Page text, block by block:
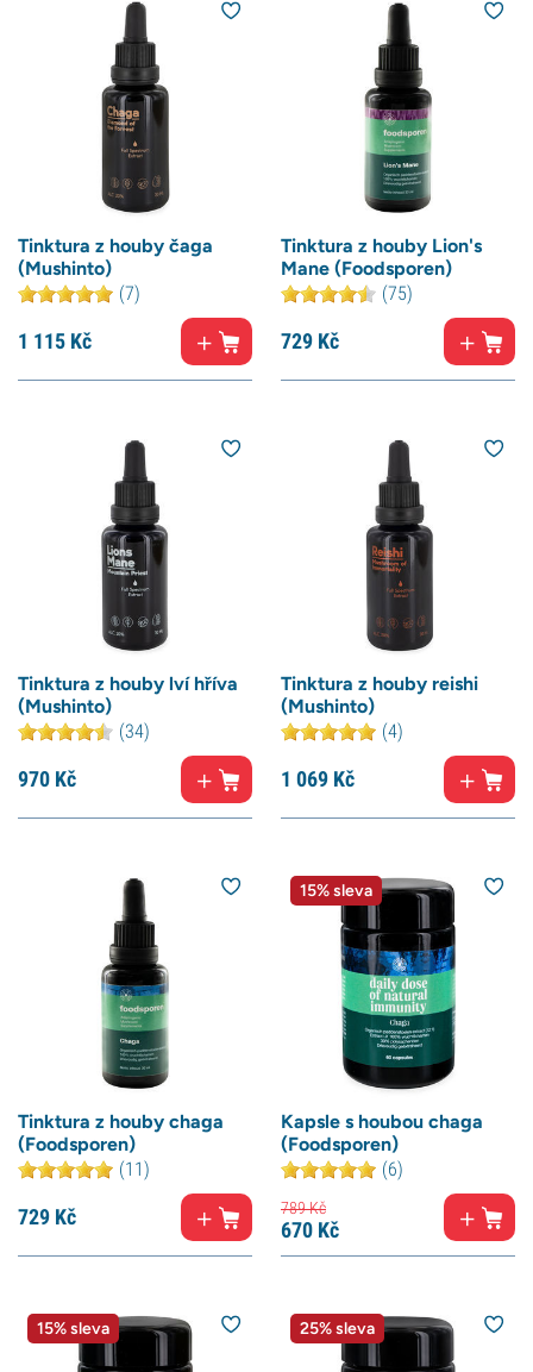
Tinktura z houby čaga
(Mushinto)
(7)
1 115 Kč
Tinktura z houby Lion's
Mane (Foodsporen)
(75)
729 Kč
Tinktura z houby lví hříva
(Mushinto)
(34)
970 Kč
Tinktura z houby reishi
(Mushinto)
(4)
1 069 Kč
Tinktura z houby chaga
(Foodsporen)
(11)
729 Kč
15% sleva
Kapsle s houbou chaga
(Foodsporen)
(6)
789Kč
670 Kč
15% sleva 25% sleva